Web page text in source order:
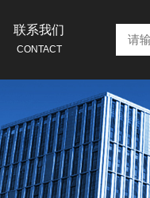
联系我们
CONTACT